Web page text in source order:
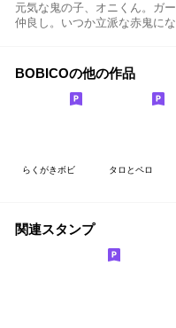
元気な鬼の子、オニくん。ガ
仲良し。いつか立派な赤鬼に
BOBICOの他の作品
らくがきボビ タロとペロ
関連スタンプ